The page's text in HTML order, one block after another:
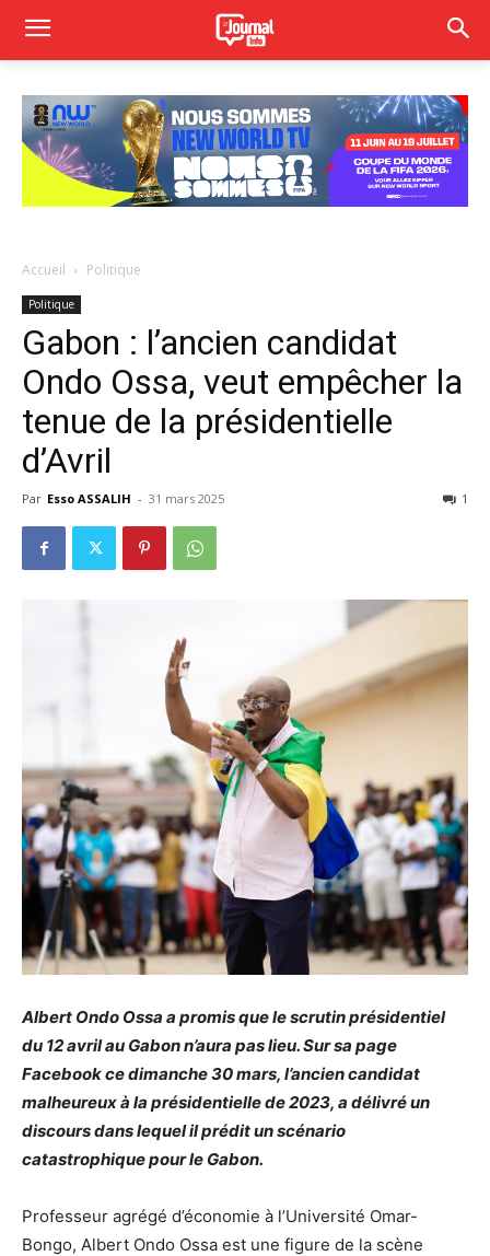
Accueil Politique
Politique
Gabon : l’ancien candidat
Ondo Ossa, veut empêcher la
tenue de la présidentielle
d’Avril
Par Esso ASSALIH - 31 mars 2025 1
Albert Ondo Ossa a promis que le scrutin présidentiel
du 12 avril au Gabon n’aura pas lieu. Sur sa page
Facebook ce dimanche 30 mars, l’ancien candidat
malheureux à la présidentielle de 2023, a délivré un
discours dans lequel il prédit un scénario
catastrophique pour le Gabon.
Professeur agrégé d’économie à l’Université Omar-
Bongo, Albert Ondo Ossa est une figure de la scène